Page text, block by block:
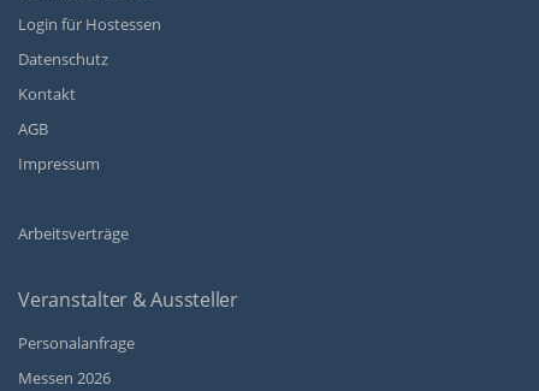
Login für Hostessen
Datenschutz
Kontakt
AGB
Impressum
Arbeitsverträge
Veranstalter & Aussteller
Personalanfrage
Messen 2026